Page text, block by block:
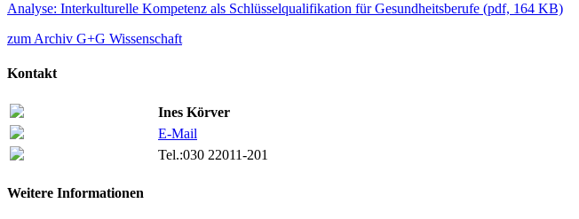
Analyse: Interkulturelle Kompetenz als Schlüsselqualifikation für Gesundheitsberufe (pdf, 164 KB)
zum Archiv G+G Wissenschaft
Kontakt
Ines Körver
E-Mail
Tel.:030 22011-201
Weitere Informationen